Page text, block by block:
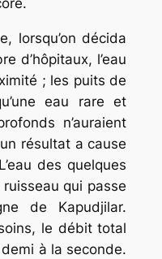
lorsqu’on décida
d’hôpitaux, l’eau
; les puits de
eau rare et
n’auraient
résultat a cause
des quelques
qui passe
de Kapudjilar.
le débit total
à la seconde.